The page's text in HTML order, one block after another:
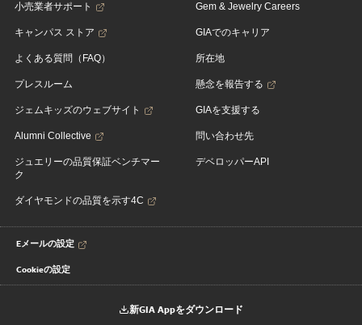
小売業者サポート
キャンパス ストア
よくある質問（FAQ）
プレスルーム
ジェムキッズのウェブサイト
Alumni Collective
ジュエリーの品質保証ベンチマー
ク
ダイヤモンドの品質を示す4C
Gem & Jewelry Careers
GIAでのキャリア
所在地
懸念を報告する
GIAを支援する
問い合わせ先
デベロッパーAPI
Eメールの設定
Cookieの設定
新GIA Appをダウンロード